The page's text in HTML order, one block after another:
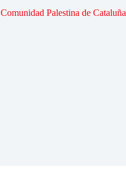
Comunidad Palestina de Cataluña